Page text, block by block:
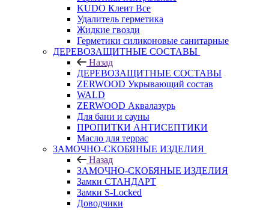
KUDO Клеит Все
Удалитель герметика
Жидкие гвозди
Герметики силиконовые санитарные
ДЕРЕВОЗАЩИТНЫЕ СОСТАВЫ
Назад
ДЕРЕВОЗАЩИТНЫЕ СОСТАВЫ
ZERWOOD Укрывающий состав
WALD
ZERWOOD Аквалазурь
Для бани и сауны
ПРОПИТКИ АНТИСЕПТИКИ
Масло для террас
ЗАМОЧНО-СКОБЯНЫЕ ИЗДЕЛИЯ
Назад
ЗАМОЧНО-СКОБЯНЫЕ ИЗДЕЛИЯ
Замки СТАНДАРТ
Замки S-Locked
Доводчики